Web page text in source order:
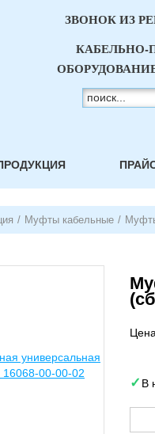
ЗВОНОК ИЗ
КАБЕЛЬНО-
/ Муфты кабельные /
В